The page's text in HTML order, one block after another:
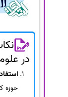
در
حوزه